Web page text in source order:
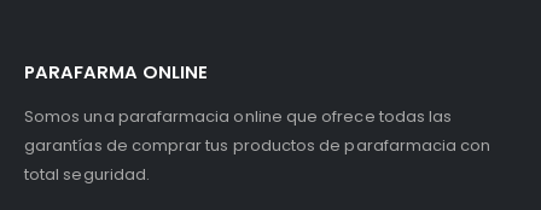
PARAFARMA ONLINE
Somos una parafarmacia online que ofrece todas las
garantías de comprar tus productos de parafarmacia con
total seguridad.